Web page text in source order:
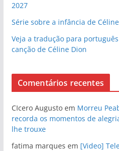
2027
Série sobre a infância de
Veja a tradução para português
canção de Céline Dion
Comentários recentes
CIcero Augustoem Morreu
recorda os momentos de
lhe trouxe
fatima marques em [Video]